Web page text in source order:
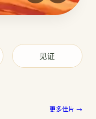
见证
更多佳片 →